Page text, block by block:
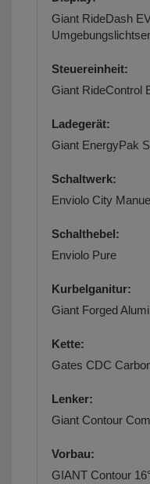
Giant RideDash
Steuereinheit:
Giant RideControl
Ladegerät:
Giant EnergyPak
Schaltwerk:
Enviolo City
Schalthebel:
Enviolo Pure
Kurbelganitur:
Giant Forged
Kette:
Gates CDC
Lenker:
Giant Contour
Vorbau:
GIANT Contour